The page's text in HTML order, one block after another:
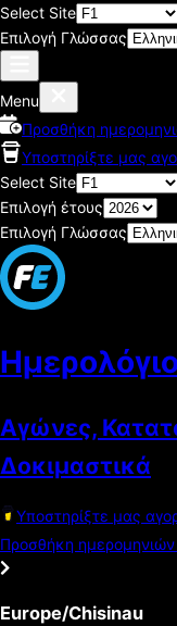
Select Site
Επιλογή Γλώσσας
Menu
Προσθήκη
Υποστηρίξτε μας
Select Site
Επιλογή έτους
Επιλογή Γλώσσας
Αγώνες,
Δοκιμαστικά
Υποστηρίξτε μας
Προσθήκη
Europe/Chisinau